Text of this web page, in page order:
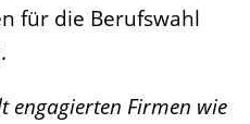
für die Berufswahl
engagierten Firmen wie